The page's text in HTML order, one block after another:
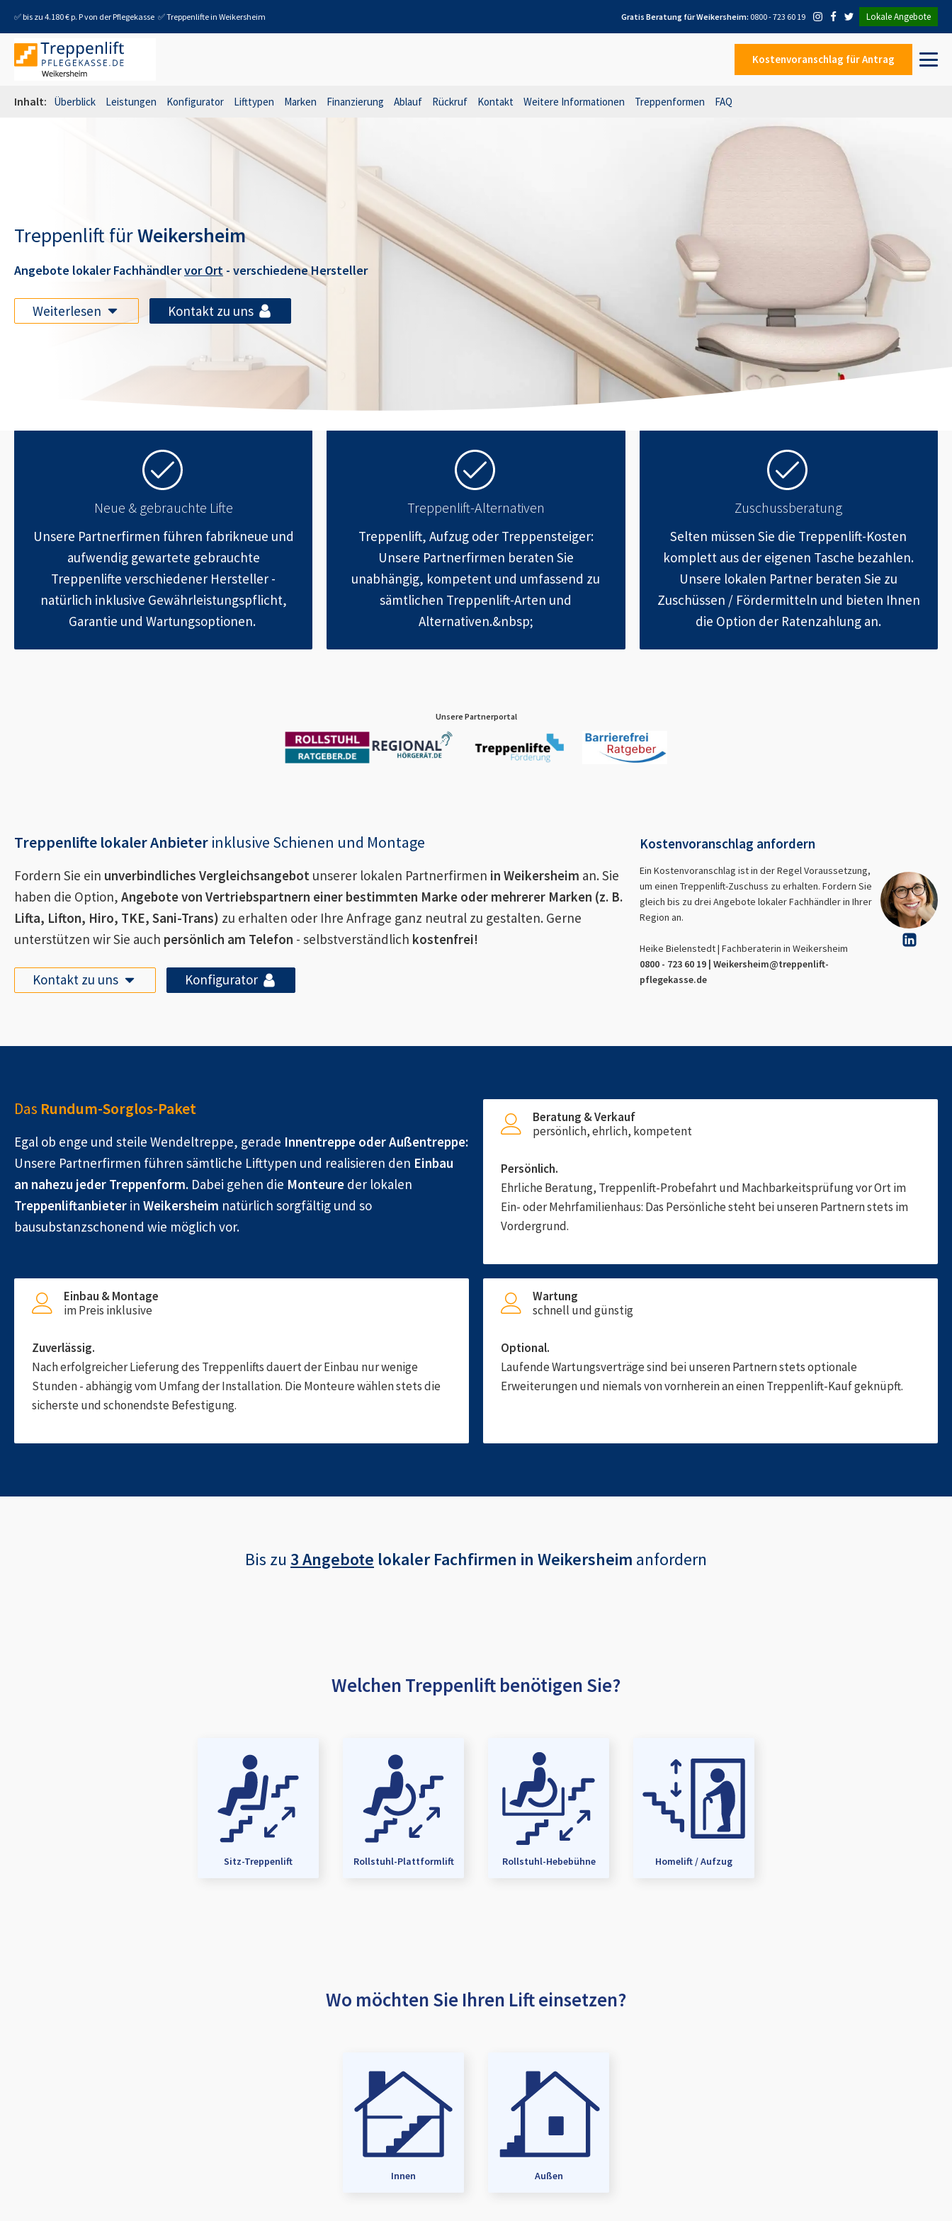
✅ bis zu 4.180 € p. P von der Pflegekasse ✅ Treppenlifte in Weikersheim Gratis Beratung fürWeikersheim: 0800 - 723 60 19 Lokale Angebote
Kostenvoranschlag für Antrag
Inhalt: Überblick Leistungen Konfigurator Lifttypen Marken Finanzierung Ablauf Rückruf Kontakt Weitere Informationen Treppenformen FAQ
Treppenlift fürWeikersheim
Angebote lokaler Fachhändlervor Ort - verschiedene Hersteller
Weiterlesen Kontakt zu uns
Neue & gebrauchte Lifte
Unsere Partnerfirmen führen fabrikneue und
aufwendig gewartete gebrauchte
Treppenlifte verschiedener Hersteller -
natürlich inklusive Gewährleistungspflicht,
Garantie und Wartungsoptionen.
Treppenlift-Alternativen
Treppenlift, Aufzug oder Treppensteiger:
Unsere Partnerfirmen beraten Sie
unabhängig, kompetent und umfassend zu
sämtlichen Treppenlift-Arten und
Alternativen.&nbsp;
Zuschussberatung
Selten müssen Sie die Treppenlift-Kosten
komplett aus der eigenen Tasche bezahlen.
Unsere lokalen Partner beraten Sie zu
Zuschüssen / Fördermitteln und bieten Ihnen
die Option der Ratenzahlung an.
Unsere Partnerportal
Treppenlifte lokaler Anbieter inklusive Schienen und Montage
Fordern Sie ein unverbindliches Vergleichsangebot unserer lokalen Partnerfirmen in Weikersheim an. Sie
haben die Option, Angebote von Vertriebspartnern einer bestimmten Marke oder mehrerer Marken (z. B.
Lifta, Lifton, Hiro, TKE, Sani-Trans) zu erhalten oder Ihre Anfrage ganz neutral zu gestalten. Gerne
unterstützen wir Sie auch persönlich am Telefon - selbstverständlich kostenfrei!
Kontakt zu uns Konfigurator
Kostenvoranschlag anfordern
Ein Kostenvoranschlag ist in der Regel Voraussetzung,
um einen Treppenlift-Zuschuss zu erhalten. Fordern Sie
gleich bis zu drei Angebote lokaler Fachhändler in Ihrer
Region an.
Heike Bielenstedt | Fachberaterin in Weikersheim
0800 - 723 60 19 | Weikersheim@treppenlift-
pflegekasse.de
Das Rundum-Sorglos-Paket
Egal ob enge und steile Wendeltreppe, gerade Innentreppe oder Außentreppe:
Unsere Partnerfirmen führen sämtliche Lifttypen und realisieren den Einbau
an nahezu jeder Treppenform. Dabei gehen die Monteure der lokalen
Treppenliftanbieter in Weikersheim natürlich sorgfältig und so
bausubstanzschonend wie möglich vor.
Beratung & Verkauf
persönlich, ehrlich, kompetent
Persönlich.
Ehrliche Beratung, Treppenlift-Probefahrt und Machbarkeitsprüfung vor Ort im
Ein- oder Mehrfamilienhaus: Das Persönliche steht bei unseren Partnern stets im
Vordergrund.
Einbau & Montage
im Preis inklusive
Zuverlässig.
Nach erfolgreicher Lieferung des Treppenlifts dauert der Einbau nur wenige
Stunden - abhängig vom Umfang der Installation. Die Monteure wählen stets die
sicherste und schonendste Befestigung.
Wartung
schnell und günstig
Optional.
Laufende Wartungsverträge sind bei unseren Partnern stets optionale
Erweiterungen und niemals von vornherein an einen Treppenlift-Kauf geknüpft.
Bis zu 3 Angebote lokaler Fachfirmen in Weikersheim anfordern
Welchen Treppenlift benötigen Sie?
Sitz-Treppenlift Rollstuhl-Plattformlift Rollstuhl-Hebebühne Homelift / Aufzug
Wo möchten Sie Ihren Lift einsetzen?
Innen Außen